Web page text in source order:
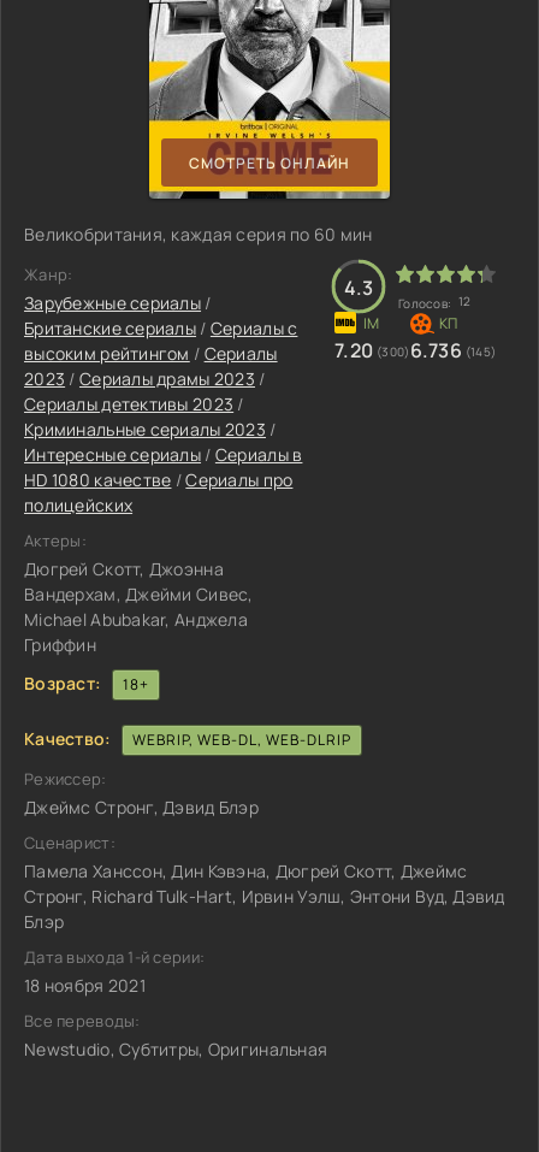
СМОТРЕТЬ ОНЛАЙН
Великобритания, каждая серия по 60 мин
Жанр:
Зарубежные сериалы /
Британские сериалы / Сериалы с
высоким рейтингом / Сериалы
2023 / Сериалы драмы 2023 /
Сериалы детективы 2023 /
Криминальные сериалы 2023 /
Интересные сериалы / Сериалы в
HD 1080 качестве /Сериалы про
полицейских
Актеры:
Дюгрей Скотт, Джоэнна
Вандерхам, Джейми Сивес,
Michael Abubakar, Анджела
Гриффин
Возраст:
18+
4.3
Голосов: 12
7.20 (300) 6.736 (145)
Качество: WEBRIP, WEB-DL, WEB-DLRIP
Режиссер:
Джеймс Стронг, Дэвид Блэр
Сценарист:
Памела Ханссон, Дин Кэвэна, Дюгрей Скотт, Джеймс
Стронг, Richard Tulk-Hart, Ирвин Уэлш, Энтони Вуд, Дэвид
Блэр
Дата выхода 1-й серии:
18 ноября 2021
Все переводы:
Newstudio, Субтитры, Оригинальная